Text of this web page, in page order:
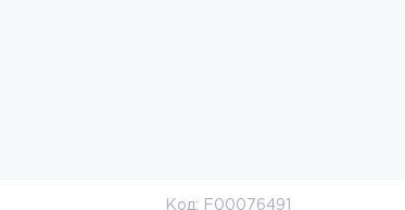
Код: F00076491